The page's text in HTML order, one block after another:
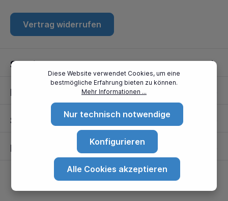
Partner
Standorte
Vertrag widerrufen
Service
Informationen
Diese Website verwendet Cookies, um eine
bestmögliche Erfahrung bieten zu können.
Mehr Informationen ...
Nur technisch notwendige
Konfigurieren
Alle Cookies akzeptieren